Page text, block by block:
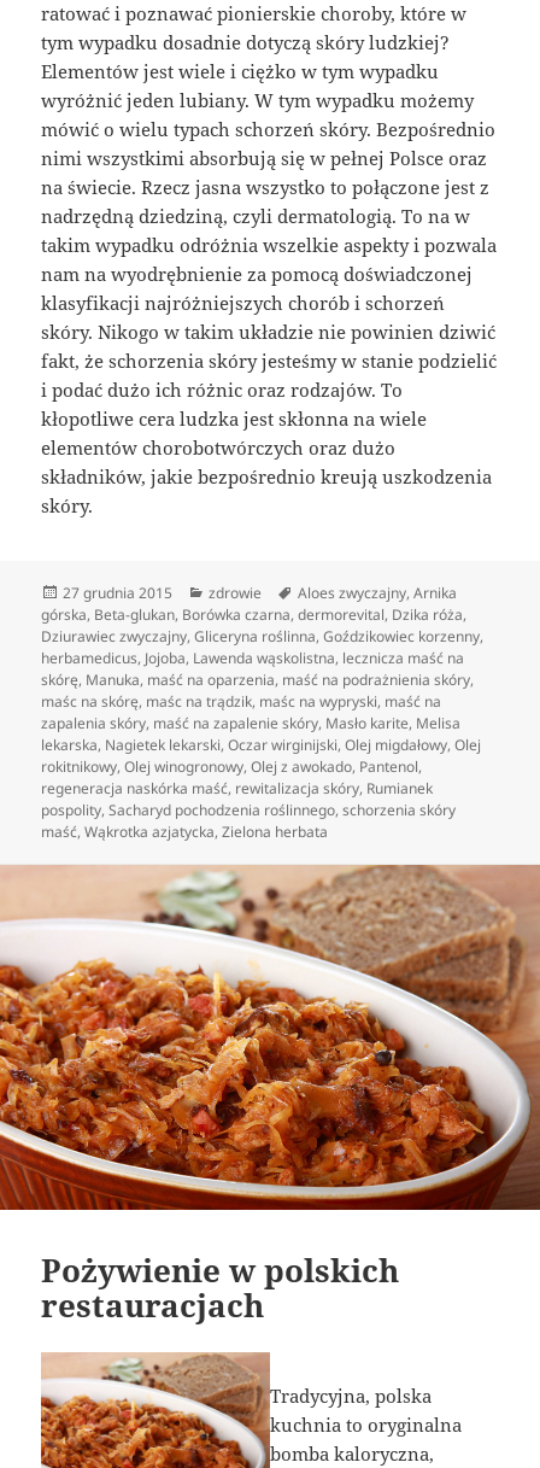
ratować i poznawać pionierskie choroby, które w
tym wypadku dosadnie dotyczą skóry ludzkiej?
Elementów jest wiele i ciężko w tym wypadku
wyróżnić jeden lubiany. W tym wypadku możemy
mówić o wielu typach schorzeń skóry. Bezpośrednio
nimi wszystkimi absorbują się w pełnej Polsce oraz
na świecie. Rzecz jasna wszystko to połączone jest z
nadrzędną dziedziną, czyli dermatologią. To na w
takim wypadku odróżnia wszelkie aspekty i pozwala
nam na wyodrębnienie za pomocą doświadczonej
klasyfikacji najróżniejszych chorób i schorzeń
skóry. Nikogo w takim układzie nie powinien dziwić
fakt, że schorzenia skóry jesteśmy w stanie podzielić
i podać dużo ich różnic oraz rodzajów. To
kłopotliwe cera ludzka jest skłonna na wiele
elementów chorobotwórczych oraz dużo
składników, jakie bezpośrednio kreują uszkodzenia
skóry.
Data
publikacji
27 grudnia 2015 Kategorie
zdrowie Tagi
Aloes zwyczajny,Arnika
górska, Beta-glukan, Borówka czarna,dermorevital, Dzika róża,
Dziurawiec zwyczajny,Gliceryna roślinna,Goździkowiec korzenny,
herbamedicus, Jojoba, Lawenda wąskolistna, lecznicza maść na
skórę, Manuka, maść na oparzenia, maść na podrażnienia skóry,
maśc na skórę, maśc na trądzik, maśc na wypryski, maść na
zapalenia skóry, maść na zapalenie skóry, Masło karite, Melisa
lekarska, Nagietek lekarski,Oczar wirginijski,Olej migdałowy,Olej
rokitnikowy,Olej winogronowy,Olej z awokado, Pantenol,
regeneracja naskórka maść, rewitalizacja skóry, Rumianek
pospolity,Sacharyd pochodzenia roślinnego,schorzenia skóry
maść,Wąkrotka azjatycka,Zielona herbata
Pożywienie w polskich
restauracjach
Tradycyjna, polska
kuchnia to oryginalna
bomba kaloryczna,